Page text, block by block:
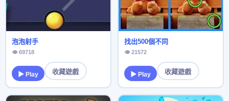
泡泡射手
👁 69718
▶ Play 收藏遊戲
找出500個不同
👁 21572
▶ Play 收藏遊戲